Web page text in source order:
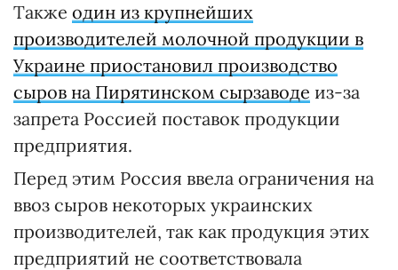
Также один из крупнейших
производителей молочной продукции в
Украине приостановил производство
сыров на Пирятинском сырзаводе из-за
запрета Россией поставок продукции
предприятия.
Перед этим Россия ввела ограничения на
ввоз сыров некоторых украинских
производителей, так как продукция этих
предприятий не соответствовала